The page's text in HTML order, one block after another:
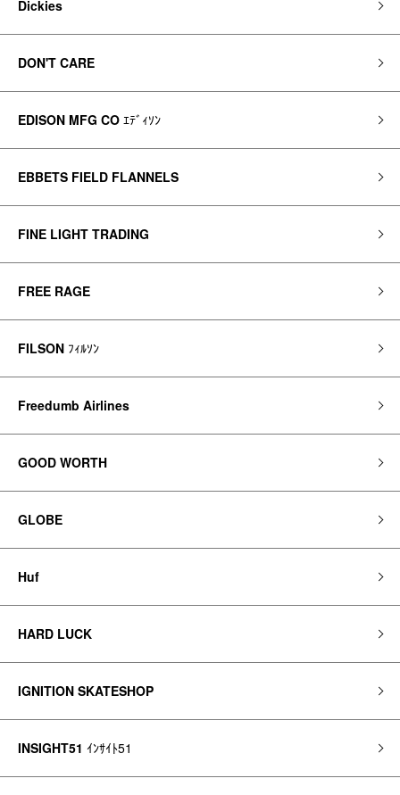
Dickies
DON'T CARE
EDISON MFG CO ｴﾃﾞｨｿﾝ
EBBETS FIELD FLANNELS
FINE LIGHT TRADING
FREE RAGE
FILSON ﾌｨﾙｿﾝ
Freedumb Airlines
GOOD WORTH
GLOBE
Huf
HARD LUCK
IGNITION SKATESHOP
INSIGHT51 ｲﾝｻｲﾄ51